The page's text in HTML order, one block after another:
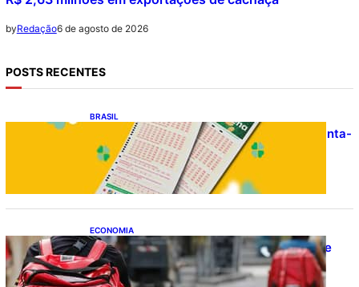
byRedação6 de agosto de 2026
POSTS RECENTES
BRASIL
Resultado da Mega-Sena 3041 nesta quinta-
feira (06/08/2026)
ECONOMIA
CAIXA e iFood facilitam financiamento de
motos e bicicletas elétricas para
entregadores